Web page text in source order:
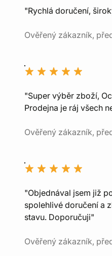
"Rychlá doručení,
Ověřený zákazník,
"Super výběr zboží,
Prodejna je ráj všech
Ověřený zákazník,
"Objednával jsem již
spolehlivé doručení a
stavu. Doporučuji"
Ověřený zákazník,